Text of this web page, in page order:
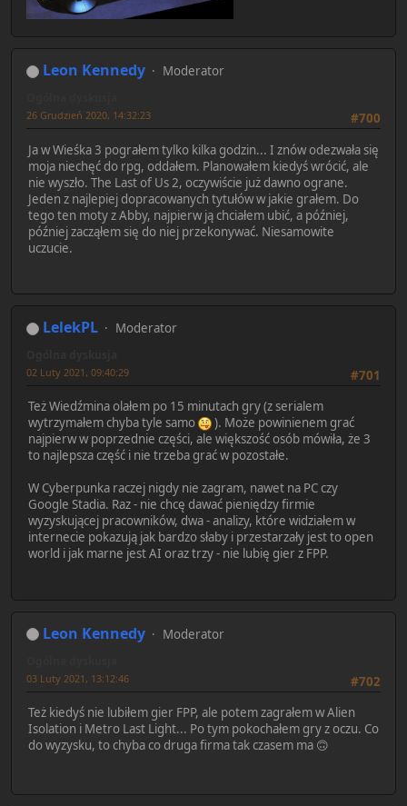
Leon Kennedy Moderator
#700
26 Grudzień 2020, 14:32:23
Ja w Wieśka 3 pograłem tylko kilka godzin... I znów odezwała się
moja niechęć do rpg, oddałem. Planowałem kiedyś wrócić, ale
nie wyszło. The Last of Us 2, oczywiście już dawno ograne.
Jeden z najlepiej dopracowanych tytułów w jakie grałem. Do
tego ten moty z Abby, najpierw ją chciałem ubić, a później,
później zacząłem się do niej przekonywać. Niesamowite
uczucie.
LelekPL Moderator
#701
02 Luty 2021, 09:40:29
Też Wiedźmina olałem po 15 minutach gry (z serialem
wytrzymałem chyba tyle samo
). Może powinienem grać
najpierw w poprzednie części, ale większość osób mówiła, że 3
to najlepsza część i nie trzeba grać w pozostałe.
W Cyberpunka raczej nigdy nie zagram, nawet na PC czy
Google Stadia. Raz - nie chcę dawać pieniędzy firmie
wyzyskującej pracowników, dwa - analizy, które widziałem w
internecie pokazują jak bardzo słaby i przestarzały jest to open
world i jak marne jest AI oraz trzy - nie lubię gier z FPP.
Leon Kennedy Moderator
#702
03 Luty 2021, 13:12:46
Też kiedyś nie lubiłem gier FPP, ale potem zagrałem w Alien
Isolation i Metro Last Light... Po tym pokochałem gry z oczu. Co
do wyzysku, to chyba co druga firma tak czasem ma 🙃